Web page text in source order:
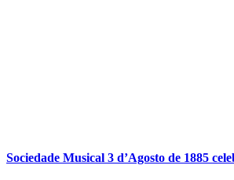
Sociedade Musical 3 d’Agosto de 1885